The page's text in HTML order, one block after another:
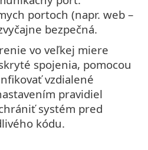
portoch (napr. web –
bezpečná.
vo veľkej miere
spojenia, pomocou
vzdialené
pravidiel
systém pred
kódu.